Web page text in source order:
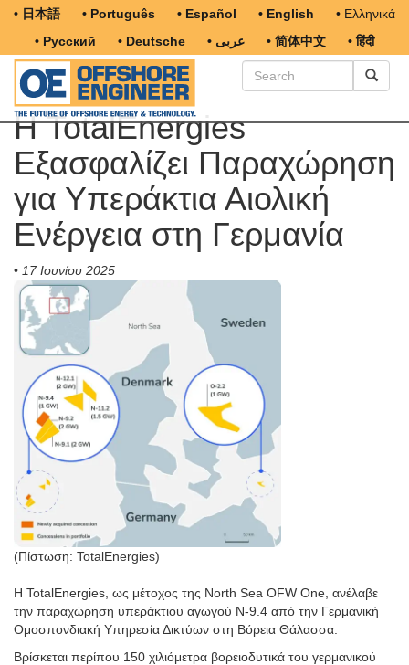
• 日本語 • Português • Español • English
• Ελληνικά
• Русский
• Deutsche • عربى • 简体中文 • हिंदी
Η TotalEnergies
Εξασφαλίζει Παραχώρηση
για Υπεράκτια Αιολική
Ενέργεια στη Γερμανία
• 17 Ιουνίου 2025
(Πίστωση: TotalEnergies)
Η TotalEnergies, ως μέτοχος της North Sea OFW One, ανέλαβε
την παραχώρηση υπεράκτιου αγωγού N-9.4 από την Γερμανική
Ομοσπονδιακή Υπηρεσία Δικτύων στη Βόρεια Θάλασσα.
Βρίσκεται περίπου 150 χιλιόμετρα βορειοδυτικά του γερμανικού